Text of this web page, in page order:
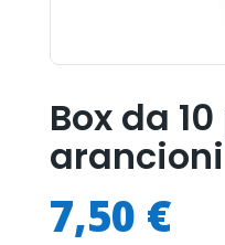
Box da
arancioni
7,50 €